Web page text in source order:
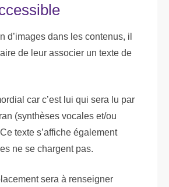
d’images dans les contenus, il
de leur associer un texte de
car c’est lui qui sera lu par
(synthèses vocales et/ou
texte s’affiche également
ne se chargent pas.
sera à renseigner